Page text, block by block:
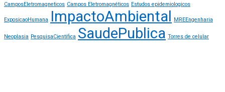
CamposEletromagneticos Campos Eletromagnéticos Estudos epidemiologicos
ExposicaoHumana ImpactoAmbiental MREEngenharia
Neoplasia PesquisaCientifica SaudePublica Torres de celular